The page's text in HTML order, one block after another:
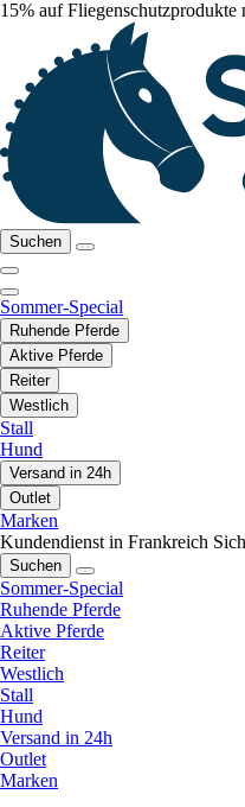
15% auf Fliegenschutzprodukte
Suchen
Sommer-Special
Ruhende Pferde
Aktive Pferde
Reiter
Westlich
Stall
Hund
Versand in 24h
Outlet
Marken
Kundendienst in Frankreich
Suchen
Sommer-Special
Ruhende Pferde
Aktive Pferde
Reiter
Westlich
Stall
Hund
Versand in 24h
Outlet
Marken